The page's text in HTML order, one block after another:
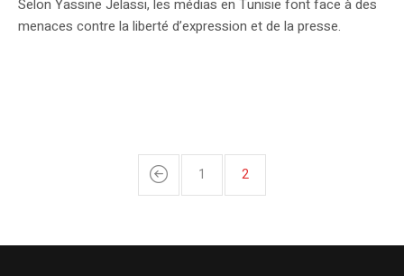
Selon Yassine Jelassi, les médias en Tunisie font face à des
menaces contre la liberté d’expression et de la presse.
1 2